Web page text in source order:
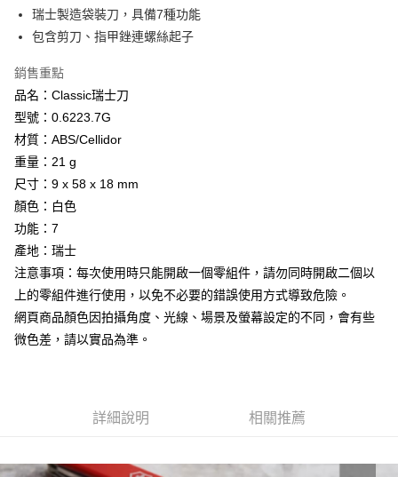
Google Pay
全盈+PAY
AFTEE先享後付
相關說明
【關於「AFTEE先享後付」】
AFTEE先享後付是「在收到商品之後才付款」的支付方式。 讓您購物簡單
１．簡單：不需註冊會員、不需綁卡、不需儲值。
２．便利：只要手機號碼，簡訊認證，即可結帳。
３．安心：先確認商品／服務後，再付款。
【「AFTEE先享後付」結帳流程】
１．於結帳方式選擇「AFTEE先享後付」後，將跳轉至「AFTEE先享後付」
２．訂單成立數日內，您將收到繳費通知簡訊。
３．收到繳費通知簡訊後14天內，點擊此簡訊中的連結，可透過四大超商／
ATM／網路銀行／等多元方式進行付款，方視為交易完成。
※ 請注意：結帳手續完成當下不需立刻繳費，但若您需要取消訂單，請聯絡
購買商品的店家。未經商家同意取消之訂單仍視為有效，需透過AFTEE先享
易，需依本服務之必要範圍內提供個人資料，並將交易相關給付款項請求債
ATM付款
貨到付款
運送方式
全家取貨付款
每筆NT$60，滿NT$499(含以上)免運費
7-11取貨付款
每筆NT$60，滿NT$799(含以上)免運費
付款後門市自取
貨到付款
瑞士製造袋裝刀，具備7種功能
包含剪刀、指甲銼連螺絲起子
銷售重點
品名：Classic瑞士刀
型號：0.6223.7G
材質：ABS/Cellidor
重量：21 g
尺寸：9 x 58 x 18 mm
顏色：白色
功能：7
產地：瑞士
注意事項：每次使用時只能開啟一個零組件，請勿同時開啟二個以
上的零組件進行使用，以免不必要的錯誤使用方式導致危險。
網頁商品顏色因拍攝角度、光線、場景及螢幕設定的不同，會有些
微色差，請以實品為準。
詳細說明 相關推薦